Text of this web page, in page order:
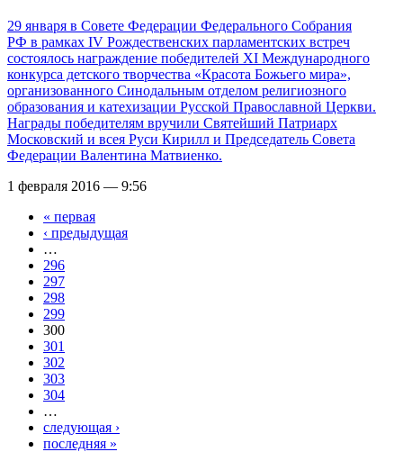
29 января в Совете Федерации Федерального Собрания
РФ в рамках IV Рождественских парламентских встреч
состоялось награждение победителей XI Международного
конкурса детского творчества «Красота Божьего мира»,
организованного Синодальным отделом религиозного
образования и катехизации Русской Православной Церкви.
Награды победителям вручили Святейший Патриарх
Московский и всея Руси Кирилл и Председатель Совета
Федерации Валентина Матвиенко.
1 февраля 2016 — 9:56
Страницы
« первая
‹ предыдущая
…
296
297
298
299
300
301
302
303
304
…
следующая ›
последняя »